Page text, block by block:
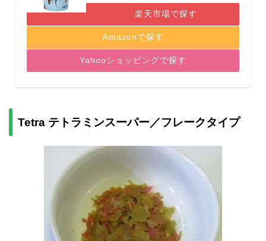
楽天市場で探す
Amazonで探す
Yahooショッピングで探す
Tetra テトラミンスーパー／フレークタイプ